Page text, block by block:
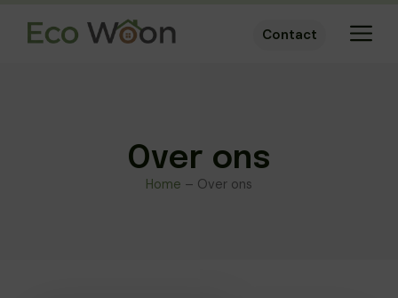
Contact
Over ons
Home – Over ons